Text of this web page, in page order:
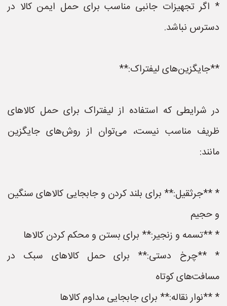
* اگر تجهیزات جانبی مناسب برای حمل ایمن کالا در
دسترس نباشد.
**جایگزین‌های لیفتراک:**
در شرایطی که استفاده از لیفتراک برای حمل کالاهای
ظریف مناسب نیست، می‌توان از روش‌های جایگزین
مانند:
* **جرثقیل:** برای بلند کردن و جابجایی کالاهای سنگین
و حجیم
* **تسمه و زنجیر:** برای بستن و محکم کردن کالاها
* **چرخ دستی:** برای حمل کالاهای سبک در
مسافت‌های کوتاه
* **نوار نقاله:** برای جابجایی مداوم کالاها